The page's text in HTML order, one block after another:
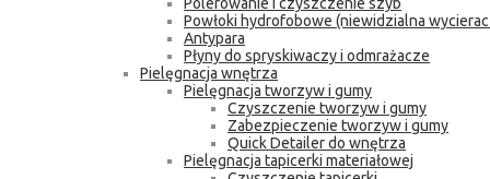
Powłoki hydrofobowe (niewidzialna
Antypara
Płyny do spryskiwaczy i odmrażacze
Pielęgnacja wnętrza
Pielęgnacja tworzyw i gumy
Czyszczenie tworzyw i gumy
Zabezpieczenie tworzyw i gumy
Quick Detailer do wnętrza
Pielęgnacja tapicerki materiałowej